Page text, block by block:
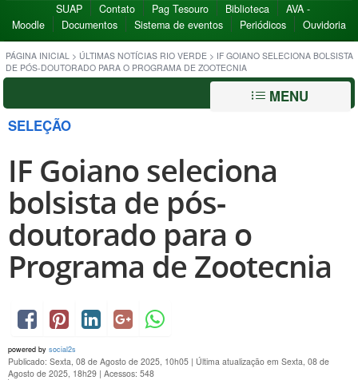
SUAP Contato Pag Tesouro Biblioteca
AVA -
Moodle
Documentos Sistema de eventos Periódicos Ouvidoria
PÁGINA INICIAL > ÚLTIMAS NOTÍCIAS RIO VERDE > IF GOIANO SELECIONA BOLSISTA
DE PÓS-DOUTORADO PARA O PROGRAMA DE ZOOTECNIA
MENU
SELEÇÃO
IF Goiano seleciona
bolsista de pós-
doutorado para o
Programa de Zootecnia
powered by social2s
Publicado: Sexta, 08 de Agosto de 2025, 10h05 | Última atualização em Sexta, 08 de
Agosto de 2025, 18h29 | Acessos: 548